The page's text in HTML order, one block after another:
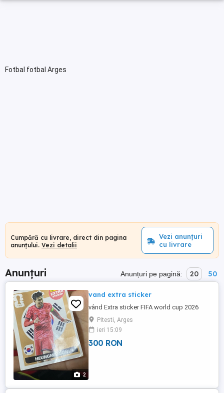
Fotbal fotbal Arges
Cumpără cu livrare, direct din pagina
anunțului. Vezi detalii
Vezi anunțuri
cu livrare
Anunțuri Anunțuri pe pagină: 20 50
2
vand extra sticker
vând Extra sticker FIFA world cup 2026
Pitesti, Arges
ieri 15:09
300 RON